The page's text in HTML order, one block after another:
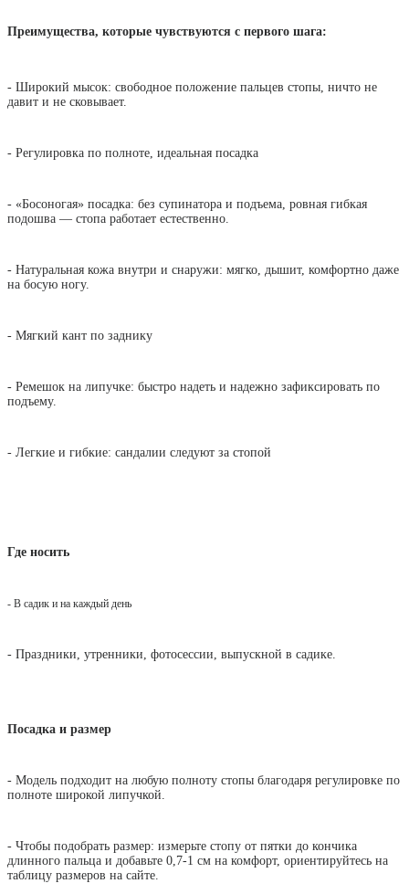
Преимущества, которые чувствуются с первого шага:
- Широкий мысок: свободное положение пальцев стопы, ничто не
давит и не сковывает.
- Регулировка по полноте, идеальная посадка
- «Босоногая» посадка: без супинатора и подъема, ровная гибкая
подошва — стопа работает естественно.
- Натуральная кожа внутри и снаружи: мягко, дышит, комфортно даже
на босую ногу.
- Мягкий кант по заднику
- Ремешок на липучке: быстро надеть и надежно зафиксировать по
подъему.
- Легкие и гибкие: сандалии следуют за стопой
Где носить
- В садик и на каждый день
- Праздники, утренники, фотосессии, выпускной в садике.
Посадка и размер
- Модель подходит на любую полноту стопы благодаря регулировке по
полноте широкой липучкой.
- Чтобы подобрать размер: измерьте стопу от пятки до кончика
длинного пальца и добавьте 0,7-1 см на комфорт, ориентируйтесь на
таблицу размеров на сайте.